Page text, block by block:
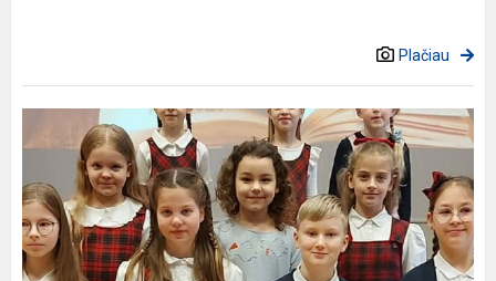
Plačiau
Sveikiname
laureatus